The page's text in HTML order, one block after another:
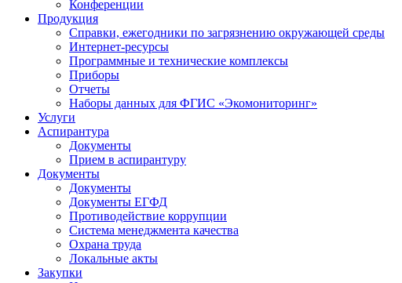
Конференции
Продукция
Справки, ежегодники по загрязнению окружающей среды
Интернет-ресурсы
Программные и технические комплексы
Приборы
Отчеты
Наборы данных для ФГИС «Экомониторинг»
Услуги
Аспирантура
Документы
Прием в аспирантуру
Документы
Документы
Документы ЕГФД
Противодействие коррупции
Система менеджмента качества
Охрана труда
Локальные акты
Закупки